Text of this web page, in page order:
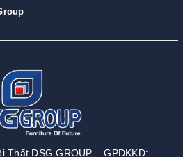
Thất DSG GROUP – GPDKKD: